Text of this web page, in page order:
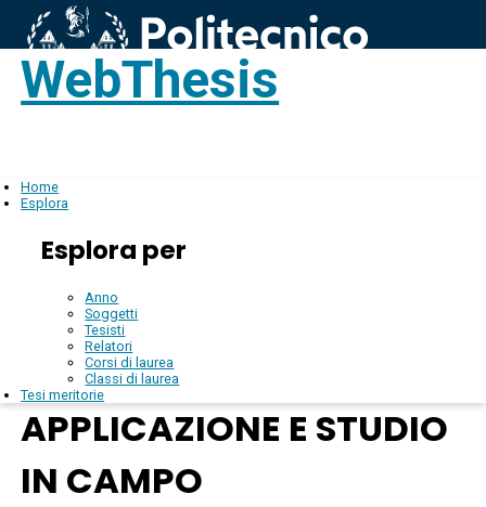
WebThesis
Home
Esplora
Esplora per
Anno
Soggetti
Tesisti
Relatori
Corsi di laurea
Classi di laurea
Tesi meritorie
APPLICAZIONE E STUDIO
IN CAMPO